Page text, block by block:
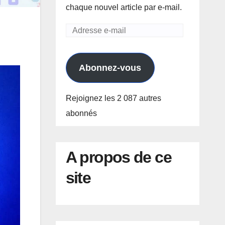
chaque nouvel article par e-mail.
Adresse
mail
Abonnez-vous
Rejoignez les 2 087 autres
abonnés
A propos de ce
site